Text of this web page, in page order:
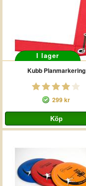
I lager
Kubb Planmarkering
299 kr